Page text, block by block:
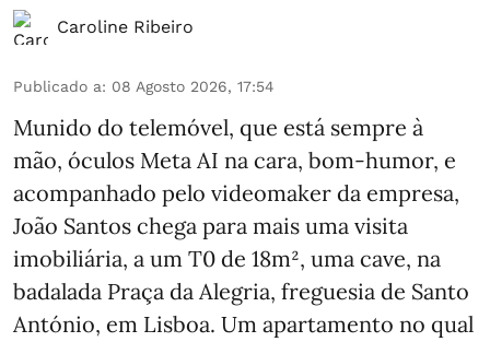
Caroline Ribeiro
Publicado a: 08 Agosto 2026, 17:54
Munido do telemóvel, que está sempre à
mão, óculos Meta AI na cara, bom-humor, e
acompanhado pelo videomaker da empresa,
João Santos chega para mais uma visita
imobiliária, a um T0 de 18m², uma cave, na
badalada Praça da Alegria, freguesia de Santo
António, em Lisboa. Um apartamento no qual